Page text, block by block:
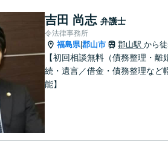
吉田 尚志 弁護士
令法律事務所
福島県|郡山市 郡山駅 から
【初回相談無料（債務整理・
続・遺言／借金・債務整理など
能】